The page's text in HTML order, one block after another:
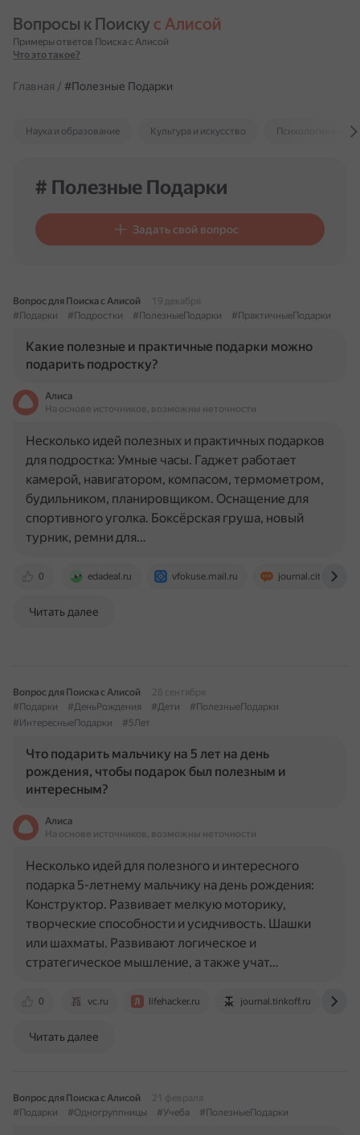
Вопросы к Поиску с Алисой
Примеры ответов Поиска с Алисой
Что это такое?
Главная / #Полезные Подарки
Наука и образование Культура и искусство Психология и
# Полезные Подарки
Задать свой вопрос
Вопрос для Поиска с Алисой
19 декабря
#Подарки
#Подростки #ПолезныеПодарки #ПрактичныеПодарки
Какие полезные и практичные подарки можно
подарить подростку?
Алиса
На основе источников, возможны неточности
0 edadeal.ru vfokuse.mail.ru journal.citilink.ru
Несколько идей полезных и практичных подарков
для подростка: Умные часы. Гаджет работает
камерой, навигатором, компасом, термометром,
будильником, планировщиком. Оснащение для
спортивного уголка. Боксёрская груша, новый
турник, ремни для…
Читать далее
Вопрос для Поиска с Алисой
28 сентября
#Подарки
#ДеньРождения #Дети
#ПолезныеПодарки
#ИнтересныеПодарки
#5Лет
Что подарить мальчику на 5 лет на день
рождения, чтобы подарок был полезным и
интересным?
Алиса
На основе источников, возможны неточности
0 vc.ru lifehacker.ru journal.tinkoff.ru
Несколько идей для полезного и интересного
подарка 5-летнему мальчику на день рождения:
Конструктор. Развивает мелкую моторику,
творческие способности и усидчивость. Шашки
или шахматы. Развивают логическое и
стратегическое мышление, а также учат…
Читать далее
Вопрос для Поиска с Алисой
21 февраля
#Подарки
#Одногруппницы #Учеба #ПолезныеПодарки